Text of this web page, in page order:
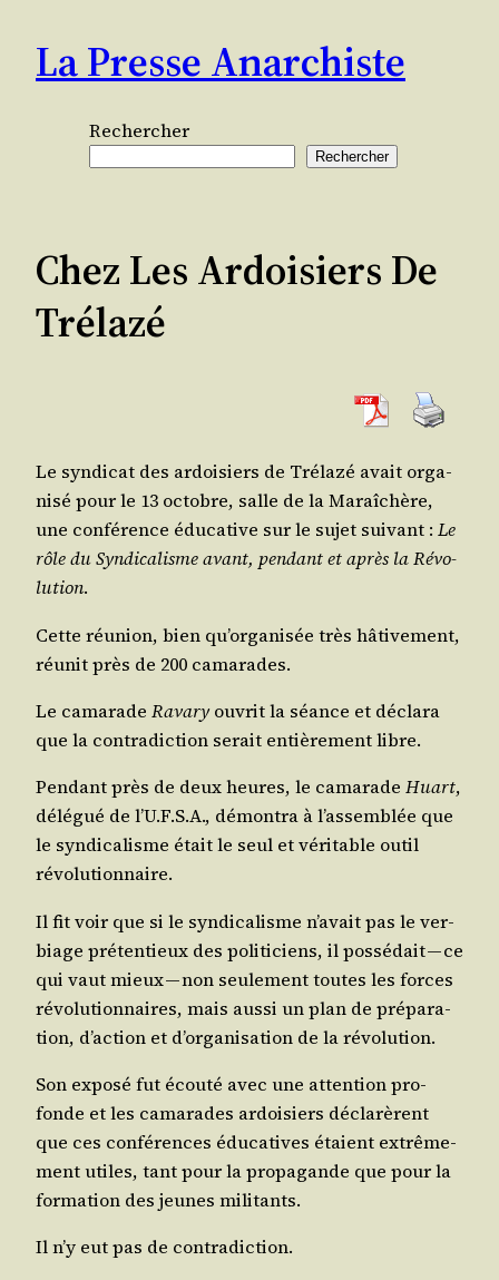
contenu
La Presse Anarchiste
Rechercher
Rechercher
Chez Les Ardoisiers De
Trélazé
Le syn­di­cat des ardoi­siers de Tré­la­zé avait orga­
ni­sé pour le 13 octobre, salle de la Maraî­chère,
une confé­rence édu­ca­tive sur le sujet sui­vant : Le
rôle du Syn­di­ca­lisme avant, pen­dant et après la Révo­
lu­tion.
Cette réunion, bien qu’or­ga­ni­sée très hâti­ve­ment,
réunit près de 200 camarades.
Le cama­rade Rava­ryouvrit la séance et décla­ra
que la contra­dic­tion serait entiè­re­ment libre.
Pen­dant près de deux heures, le cama­rade Huart,
délé­gué de l’U.F.S.A., démon­tra à l’as­sem­blée que
le syn­di­ca­lisme était le seul et véri­table outil
révolutionnaire.
Il fit voir que si le syn­di­ca­lisme n’a­vait pas le ver­
biage pré­ten­tieux des poli­ti­ciens, il pos­sé­dait — ce
qui vaut mieux — non seule­ment toutes les forces
révo­lu­tion­naires, mais aus­si un plan de pré­pa­ra­
tion, d’ac­tion et d’or­ga­ni­sa­tion de la révolution.
Son expo­sé fut écou­té avec une atten­tion pro­
fonde et les cama­rades ardoi­siers décla­rèrent
que ces confé­rences édu­ca­tives étaient extrê­me­
ment utiles, tant pour la pro­pa­gande que pour la
for­ma­tion des jeunes militants.
Il n’y eut pas de contradiction.